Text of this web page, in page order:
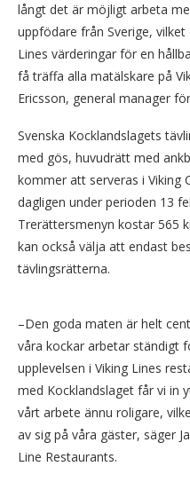
långt det är möjligt arbeta
uppfödare från Sverige,
Lines värderingar för en
få träffa alla matälskare på
Ericsson, general manager
Svenska Kocklandslagets
med gös, huvudrätt med
kommer att serveras i Viking
dagligen under perioden 13
Trerättersmenyn kostar 565
kan också välja att endast
tävlingsrätterna.
–Den goda maten är helt
våra kockar arbetar ständigt
upplevelsen i Viking Lines
med Kocklandslaget får vi in
vårt arbete ännu roligare,
av sig på våra gäster, säger
Line Restaurants.